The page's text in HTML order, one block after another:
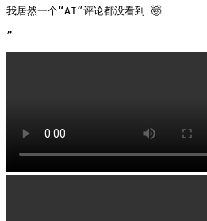
我居然一个“AI”评论都没看到 🤯